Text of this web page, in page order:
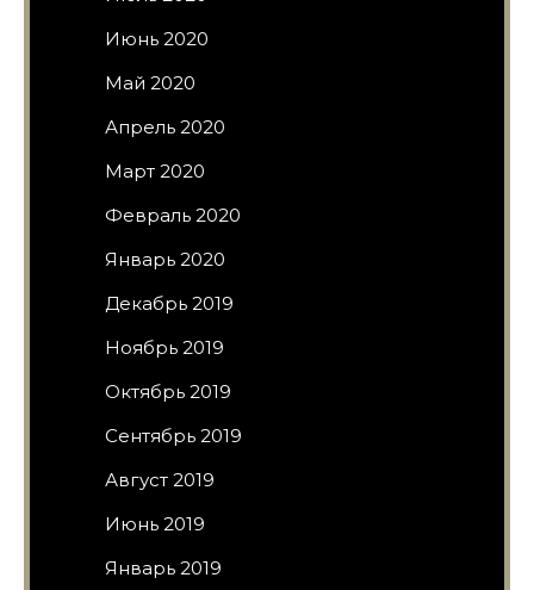
Июнь 2020
Май 2020
Апрель 2020
Март 2020
Февраль 2020
Январь 2020
Декабрь 2019
Ноябрь 2019
Октябрь 2019
Сентябрь 2019
Август 2019
Июнь 2019
Январь 2019